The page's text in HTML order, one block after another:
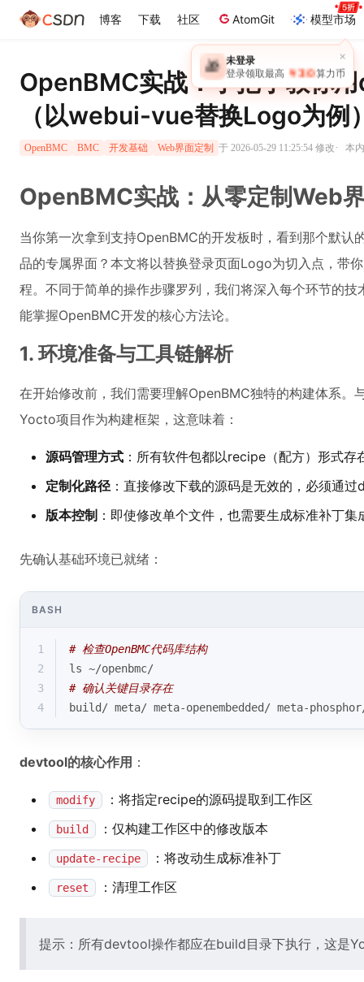
博客 下载 社区 AtomGit 模型市场
×
🎁 未登录
登录领取最高 ￥30 算力币
OpenBMC实战：手把手教你
（以webui-vue替换Logo为例
OpenBMC BMC 开发基础 Web界面定制 于 2026-05-29 11:25:54 修改· 本
OpenBMC实战：从零定制Web
当你第一次拿到支持OpenBMC的开发板时，看到那个默认
品的专属界面？本文将以替换登录页面Logo为切入点，带
程。不同于简单的操作步骤罗列，我们将深入每个环节的
能掌握OpenBMC开发的核心方法论。
1. 环境准备与工具链解析
在开始修改前，我们需要理解OpenBMC独特的构建体系。
Yocto项目作为构建框架，这意味着：
源码管理方式 ：所有软件包都以recipe（配方）形式存
定制化路径：直接修改下载的源码是无效的，必须通
版本控制 ：即使修改单个文件，也需要生成标准补丁集
先确认基础环境已就绪：
BASH
1
# 检查OpenBMC代码库结构
2
ls ~/openbmc/
3
# 确认关键目录存在
4
build/ meta/ meta-openembedded/ meta-
devtool的核心作用 ：
modify ：将指定recipe的源码提取到工作区
build ：仅构建工作区中的修改版本
update-recipe ：将改动生成标准补丁
reset ：清理工作区
提示：所有devtool操作都应在build目录下执行，这是